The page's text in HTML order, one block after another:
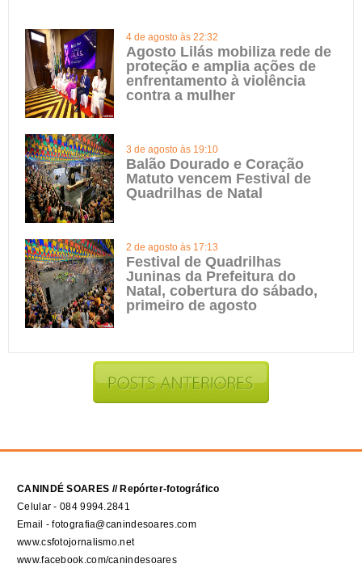
4 de agosto às 22:32
Agosto Lilás mobiliza rede de
proteção e amplia ações de
enfrentamento à violência
contra a mulher
3 de agosto às 19:10
Balão Dourado e Coração
Matuto vencem Festival de
Quadrilhas de Natal
2 de agosto às 17:13
Festival de Quadrilhas
Juninas da Prefeitura do
Natal, cobertura do sábado,
primeiro de agosto
CANINDÉ SOARES // Repórter-fotográfico
Celular - 084 9994.2841
Email - fotografia@canindesoares.com
www.csfotojornalismo.net
www.facebook.com/canindesoares